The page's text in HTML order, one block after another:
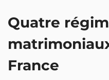
Quatre
France